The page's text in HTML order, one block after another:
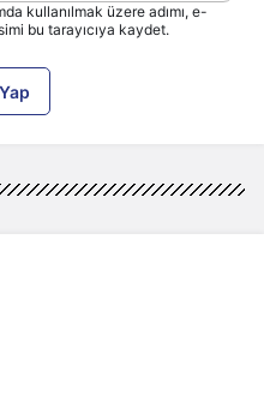
kullanılmak üzere adımı, e-
bu tarayıcıya kaydet.